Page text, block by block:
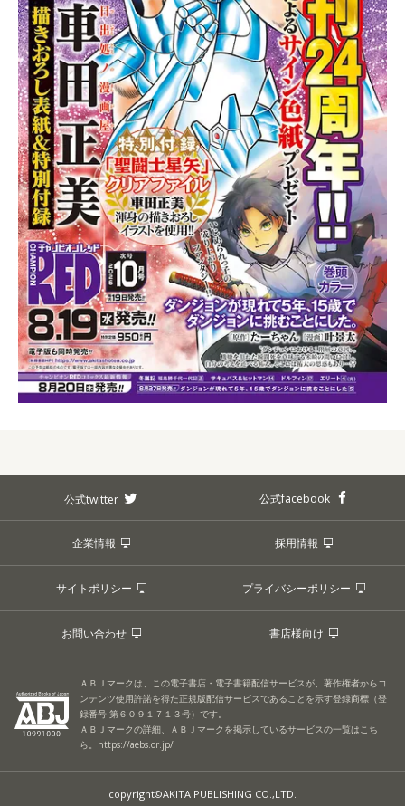
公式twitter 公式facebook
企業情報 採用情報
サイトポリシー プライバシーポリシー
お問い合わせ 書店様向け
ＡＢＪマークは、この電子書店・電子書籍配信サービスが、著作権者からコ
ンテンツ使用許諾を得た正規版配信サービスであることを示す登録商標（登
録番号 第６０９１７１３号）です。
ＡＢＪマークの詳細、ＡＢＪマークを掲示しているサービスの一覧はこち
ら。 https://aebs.or.jp/
copyright©AKITA PUBLISHING CO.,LTD.